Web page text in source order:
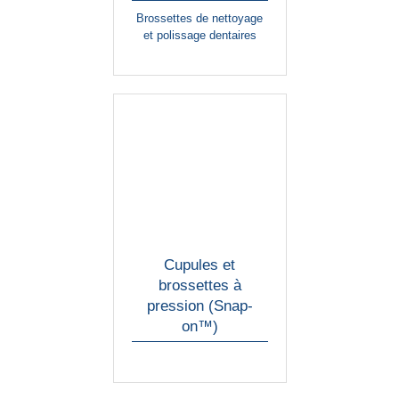
Brossettes de nettoyage
et polissage dentaires
Cupules et
brossettes à
pression (Snap-
on™)